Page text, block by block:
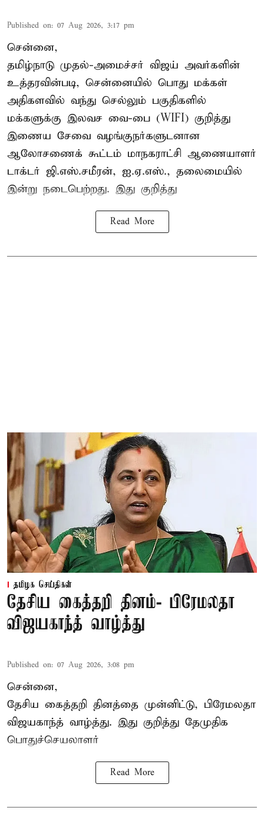
Published on: 07 Aug 2026, 3:17 pm
சென்னை,
தமிழ்நாடு முதல்-அமைச்சர் விஜய் அவர்களின்
உத்தரவின்படி, சென்னையில் பொது மக்கள்
அதிகளவில் வந்து செல்லும் பகுதிகளில்
மக்களுக்கு இலவச வை-பை (WIFI) குறித்து
இணைய சேவை வழங்குநர்களுடனான
ஆலோசணைக் கூட்டம் மாநகராட்சி ஆணையாளர்
டாக்டர் ஜி.எஸ்.சமீரன், ஐ.ஏ.எஸ்., தலைமையில்
இன்று நடைபெற்றது. இது குறித்து
Read More
தமிழக செய்திகள்
தேசிய கைத்தறி தினம்- பிரேமலதா
விஜயகாந்த் வாழ்த்து
Published on: 07 Aug 2026, 3:08 pm
சென்னை,
தேசிய கைத்தறி தினத்தை முன்னிட்டு, பிரேமலதா
விஜயகாந்த் வாழ்த்து. இது குறித்து தேமுதிக
பொதுச்செயலாளர்
Read More